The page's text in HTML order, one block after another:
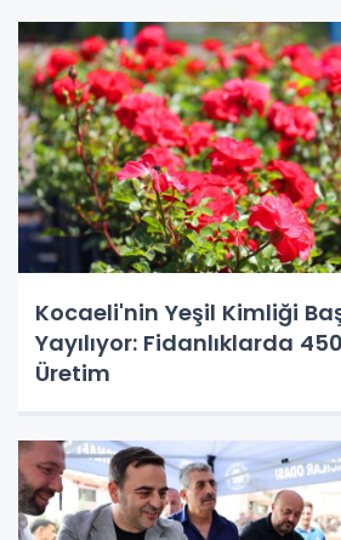
Kocaeli'nin Yeşil Kimliği
Yayılıyor: Fidanlıklarda
Üretim